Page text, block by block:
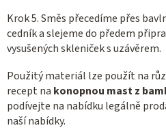
Krok 5. Směs přecedíme přes
cedník a slejeme do předem
vysušených skleniček s uzávěrem.
Použitý materiál lze použít na
recept na konopnou mast z
podívejte na nabídku legálně
naší nabídky.